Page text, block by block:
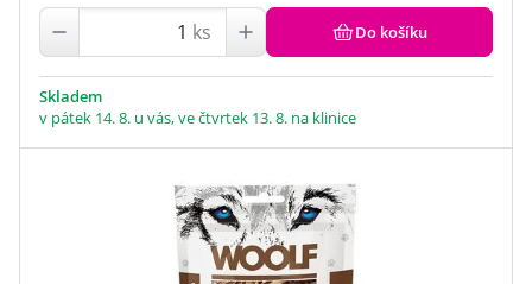
ks Do košíku
Skladem
v pátek 14. 8. u vás, ve čtvrtek 13. 8. na klinice